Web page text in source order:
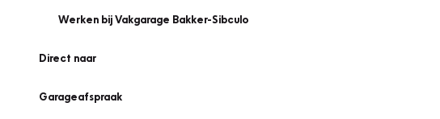
Werken bij Vakgarage Bakker-Sibculo
Direct naar
Garageafspraak